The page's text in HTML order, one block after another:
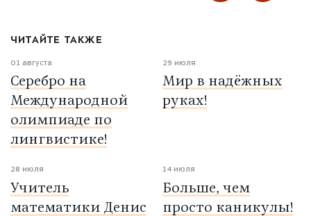
ЧИТАЙТЕ ТАКЖЕ
01 августа
Серебро на
Международной
олимпиаде по
лингвистике!
29 июля
Мир в надёжных
руках!
28 июля
Учитель
математики Денис
14 июля
Больше, чем
просто каникулы!